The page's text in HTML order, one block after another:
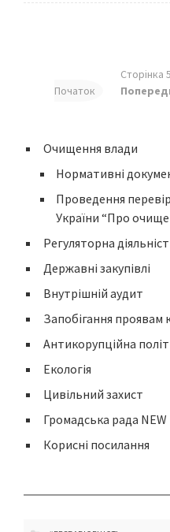
Сторінка
Початок
Очищення влади
Нормативні
Проведення
України “Про
Регуляторна
Державні закупівлі
Внутрішній аудит
Запобігання проявам
Антикорупційна
Екологія
Цивільний захист
Громадська рада NEW
Корисні посилання